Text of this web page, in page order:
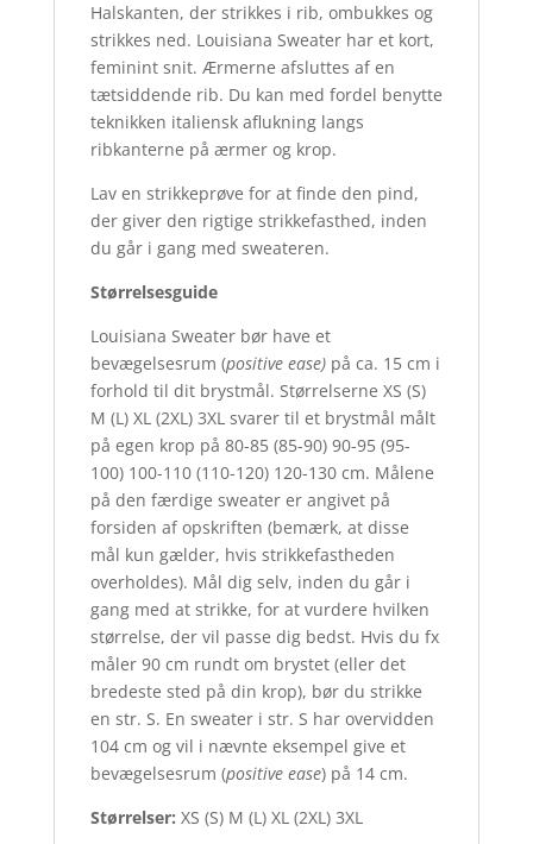
Halskanten, der strikkes i rib, ombukkes og
strikkes ned. Louisiana Sweater har et kort,
feminint snit. Ærmerne afsluttes af en
tætsiddende rib. Du kan med fordel benytte
teknikken italiensk aflukning langs
ribkanterne på ærmer og krop.
Lav en strikkeprøve for at finde den pind,
der giver den rigtige strikkefasthed, inden
du går i gang med sweateren.
Størrelsesguide
Louisiana Sweater bør have et
bevægelsesrum (positive ease) på ca. 15 cm i
forhold til dit brystmål. Størrelserne XS (S)
M (L) XL (2XL) 3XL svarer til et brystmål målt
på egen krop på 80-85 (85-90) 90-95 (95-
100) 100-110 (110-120) 120-130 cm. Målene
på den færdige sweater er angivet på
forsiden af opskriften (bemærk, at disse
mål kun gælder, hvis strikkefastheden
overholdes). Mål dig selv, inden du går i
gang med at strikke, for at vurdere hvilken
størrelse, der vil passe dig bedst. Hvis du fx
måler 90 cm rundt om brystet (eller det
bredeste sted på din krop), bør du strikke
en str. S. En sweater i str. S har overvidden
104 cm og vil i nævnte eksempel give et
bevægelsesrum (positive ease) på 14 cm.
Størrelser: XS (S) M (L) XL (2XL) 3XL